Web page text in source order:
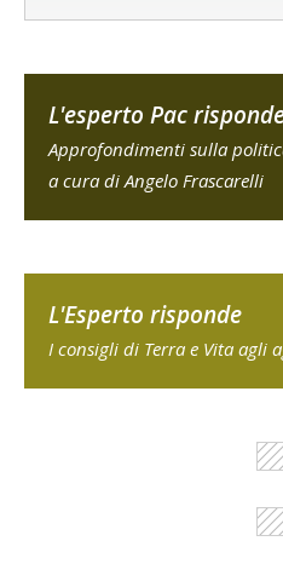
L'esperto Pac
Approfondimenti sulla
a cura di Angelo Frascarelli
L'Esperto risponde
I consigli di Terra e Vita agli